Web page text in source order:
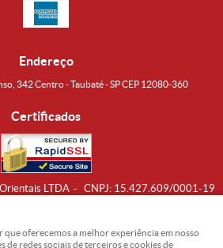
Endereço
342 Centro - Taubaté - SP CEP 12080-360
Certificados
LTDA CNPJ: 15.427.609/0001-19
que oferecemos a melhor experiência em nosso
de redes sociais de terceiros e cookies de